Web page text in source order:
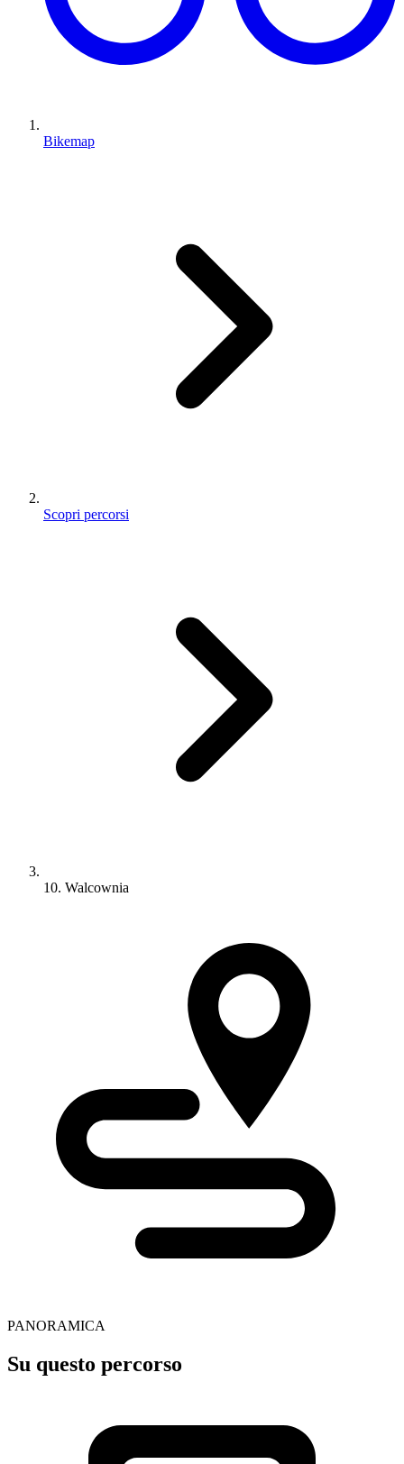
Bikemap
Scopri percorsi
10. Walcownia
PANORAMICA
Su questo percorso